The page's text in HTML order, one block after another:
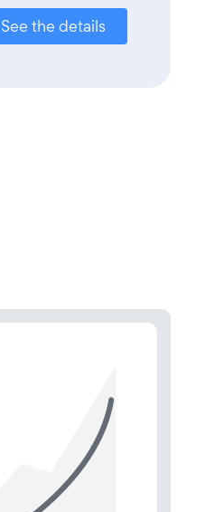
See the details